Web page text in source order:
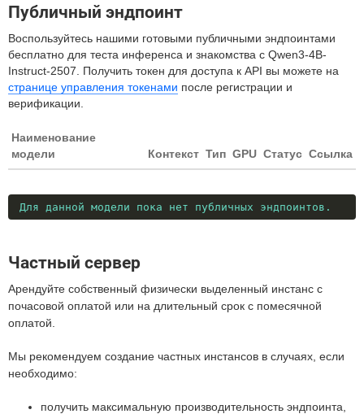
Публичный эндпоинт
Воспользуйтесь нашими готовыми публичными эндпоинтами
бесплатно для теста инференса и знакомства с Qwen3-4B-
Instruct-2507. Получить токен для доступа к API вы можете на
странице управления токенами после регистрации и
верификации.
Наименование
модели
Контекст Тип GPU Статус Ссылка
Для данной модели пока нет публичных эндпоинтов.
Частный сервер
Арендуйте собственный физически выделенный инстанс с
почасовой оплатой или на длительный срок с помесячной
оплатой.
Мы рекомендуем создание частных инстансов в случаях, если
необходимо:
получить максимальную производительность эндпоинта,